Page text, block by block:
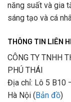
năng suất và gia
sáng tạo và cá
THÔNG TIN LIÊN
CÔNG TY TNHH
PHÚ THÁI
Địa chỉ: Lô 5 B10
Hà Nội (Bản đồ)